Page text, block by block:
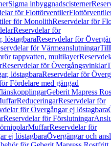
Sigma inbyggnadscisterner
för Flottörventiler
för MonolithReservdelar för
Reservdelar för
löstagbaraReservdelar för
för Värmeanslutningar
tappvatten, multilayer
Reservdelar för Övergångsvinklar
löstagbaraReservdelar för
Fördelare med gängad
Geberit Mapress
ReduceringarReservdelar för
för Övergångar ej löstagbara
Reservdelar för Förslutningar
MuffarReservdelar för
ej löstagbaraÖvergångar och